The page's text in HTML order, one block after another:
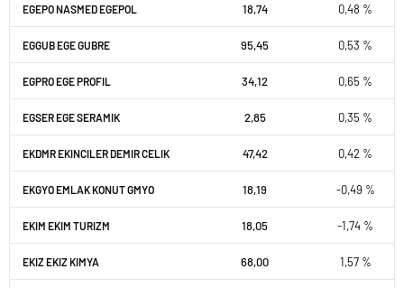
EGEPO NASMED EGEPOL 18,74 0,48 %
EGGUB EGE GUBRE 95,45 0,53 %
EGPRO EGE PROFIL 34,12 0,65 %
EGSER EGE SERAMIK 2,85 0,35 %
EKDMR EKINCILER DEMIR CELIK 47,42 0,42 %
EKGYO EMLAK KONUT GMYO 18,19 -0,49 %
EKIM EKIM TURIZM 18,05 -1,74 %
EKIZ EKIZ KIMYA 68,00 1,57 %